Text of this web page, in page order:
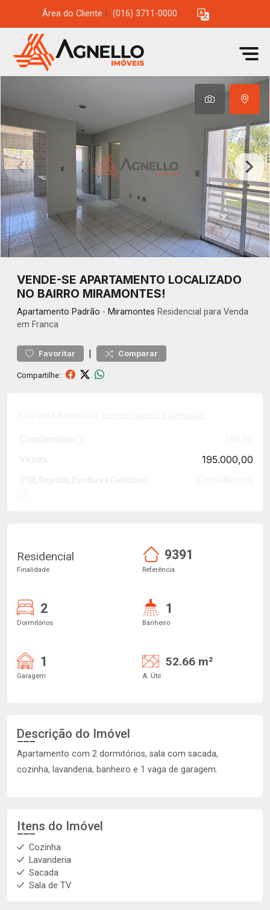
Área do Cliente (016) 3711-0000
VENDE-SE APARTAMENTO LOCALIZADO
NO BAIRRO MIRAMONTES!
Apartamento Padrão - Miramontes Residencial para Venda
em Franca
Favoritar | Comparar
Compartilhe:
195.000,00
Residencial
Finalidade
9391
Referência
2
Dormitórios
1
Banheiro
1
Garagem
52.66 m²
A. Útil
Descrição do Imóvel
Apartamento com 2 dormitórios, sala com sacada,
cozinha, lavanderia, banheiro e 1 vaga de garagem.
Itens do Imóvel
Cozinha
Lavanderia
Sacada
Sala de TV